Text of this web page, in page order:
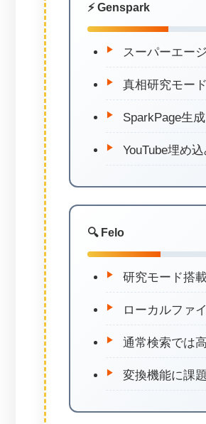
⚡ Genspark
スーパーエー
真相研究モード
SparkPage生成
YouTube埋め
🔍 Felo
研究モード搭
ローカルファ
通常検索では
変換機能に課題